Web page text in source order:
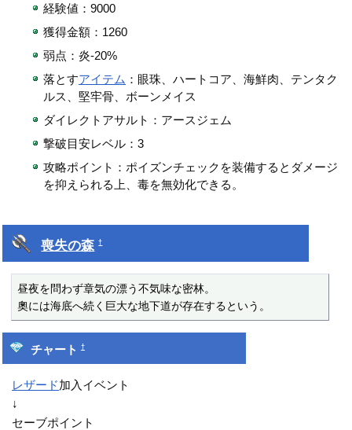
経験値：9000
獲得金額：1260
弱点：炎-20%
落とすアイテム ：眼珠、ハートコア、海鮮肉、テンタク
ルス、堅牢骨、ボーンメイス
ダイレクトアサルト：アースジェム
撃破目安レベル：3
攻略ポイント：ポイズンチェックを装備するとダメージ
を抑えられる上、毒を無効化できる。
喪失の森 †
昼夜を問わず章気の漂う不気味な密林。
奧には海底へ続く巨大な地下道が存在するという。
チャート †
レザード加入イベント
↓
セーブポイント